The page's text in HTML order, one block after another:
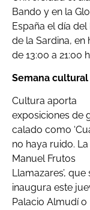
Bando y en la
España el día del
de la Sardina, en
de 13:00 a 21:00
Semana cultural
Cultura aporta
exposiciones de
calado como
no haya ruido.
Manuel Frutos
Llamazares’, que
inaugura este
Palacio Almudí o